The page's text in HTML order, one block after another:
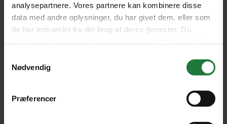
analysepartnere. Vores partnere kan kombinere disse
data med andre oplysninger, du har givet dem, eller som
de har indsamlet fra din brug af deres tjenester. Du
Nødvendig
Præferencer